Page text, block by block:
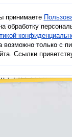
принимаете
обработку
возможно только с
Ссылки